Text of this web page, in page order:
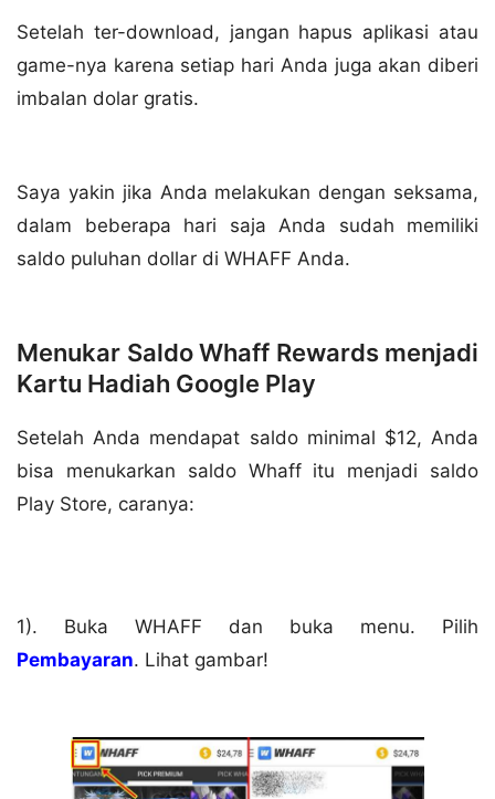
Setelah ter-download, jangan hapus aplikasi atau
game-nya karena setiap hari Anda juga akan diberi
imbalan dolar gratis.
Saya yakin jika Anda melakukan dengan seksama,
dalam beberapa hari saja Anda sudah memiliki
saldo puluhan dollar di WHAFF Anda.
Menukar Saldo Whaff Rewards menjadi
Kartu Hadiah Google Play
Setelah Anda mendapat saldo minimal $12, Anda
bisa menukarkan saldo Whaff itu menjadi saldo
Play Store, caranya:
1). Buka WHAFF dan buka menu. Pilih
Pembayaran. Lihat gambar!